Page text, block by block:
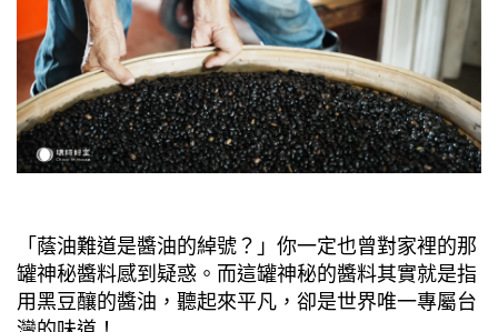
「蔭油難道是醬油的綽號？」你一定也曾對家裡的那
罐神秘醬料感到疑惑。而這罐神秘的醬料其實就是指
用黑豆釀的醬油，聽起來平凡，卻是世界唯一專屬台